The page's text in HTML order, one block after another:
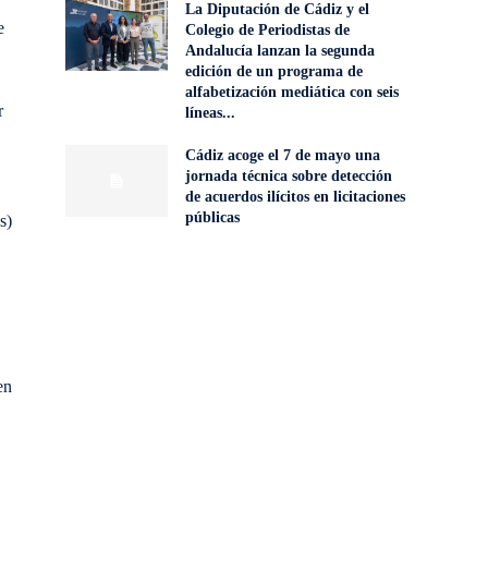
)
La Diputación de Cádiz y el
Colegio de Periodistas de
Andalucía lanzan la segunda
edición de un programa de
alfabetización mediática con seis
líneas...
Cádiz acoge el 7 de mayo una
jornada técnica sobre detección
de acuerdos ilícitos en licitaciones
públicas